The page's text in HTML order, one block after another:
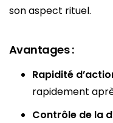
son aspect rituel.
Avantages :
Rapidité
rapidement
Contrôle de la